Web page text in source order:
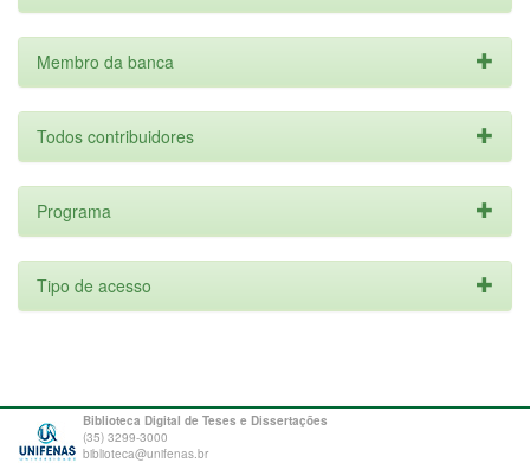
Membro da banca
Todos contribuidores
Programa
Tipo de acesso
Biblioteca Digital de Teses e Dissertações
(35) 3299-3000
biblioteca@unifenas.br